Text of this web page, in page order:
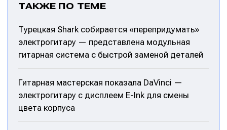
ТАКЖЕ ПО ТЕМЕ
Турецкая Shark собирается «перепридумать»
электрогитару — представлена модульная
гитарная система с быстрой заменой деталей
Гитарная мастерская показала DaVinci —
электрогитару с дисплеем E-Ink для смены
цвета корпуса